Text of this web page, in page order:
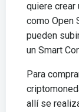
quiere crear
como Open
pueden
un Smart
Para
allí se